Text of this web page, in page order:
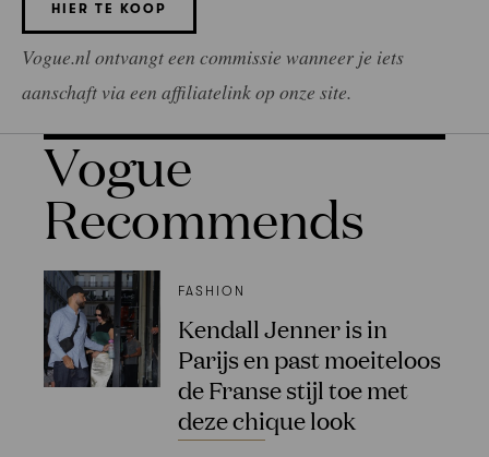
HIER TE KOOP
Vogue.nl ontvangt een commissie wanneer je iets
aanschaft via een affiliatelink op onze site.
Vogue
Recommends
FASHION
Kendall Jenner is in
Parijs en past moeiteloos
de Franse stijl toe met
deze chique look